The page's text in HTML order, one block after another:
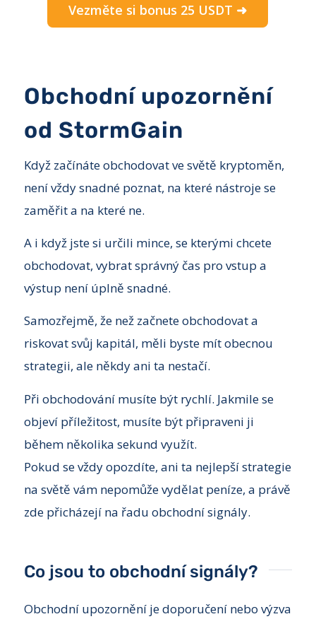
Vezměte si bonus 25 USDT ➜
Obchodní upozornění
od StormGain
Když začínáte obchodovat ve světě kryptoměn,
není vždy snadné poznat, na které nástroje se
zaměřit a na které ne.
A i když jste si určili mince, se kterými chcete
obchodovat, vybrat správný čas pro vstup a
výstup není úplně snadné.
Samozřejmě, že než začnete obchodovat a
riskovat svůj kapitál, měli byste mít obecnou
strategii, ale někdy ani ta nestačí.
Při obchodování musíte být rychlí. Jakmile se
objeví příležitost, musíte být připraveni ji
během několika sekund využít.
Pokud se vždy opozdíte, ani ta nejlepší strategie
na světě vám nepomůže vydělat peníze, a právě
zde přicházejí na řadu obchodní signály.
Co jsou to obchodní signály?
Obchodní upozornění je doporučení nebo výzva